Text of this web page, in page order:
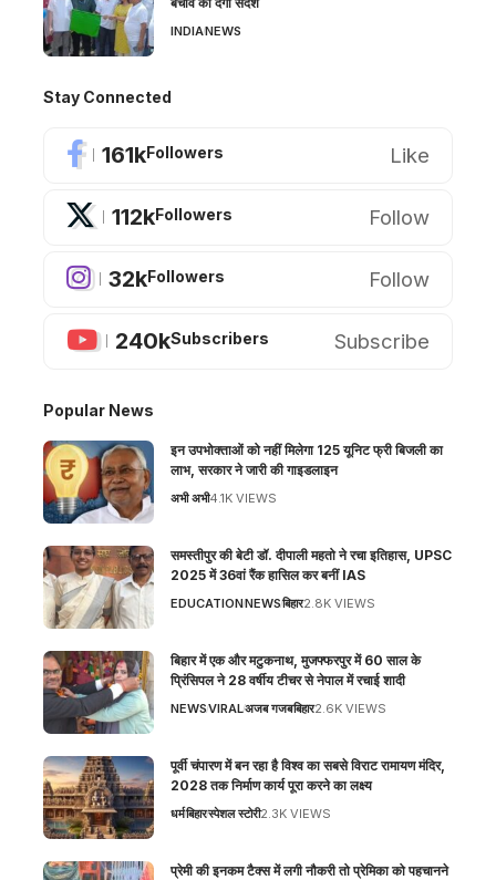
INDIANEWS
Stay Connected
161kFollowers Like
112kFollowers Follow
32kFollowers Follow
240kSubscribers Subscribe
Popular News
इन उपभोक्ताओं को नहीं मिलेगा 125 यूनिट फ्री बिजली का
लाभ, सरकार ने जारी की गाइडलाइन
अभी अभी4.1K VIEWS
समस्तीपुर की बेटी डॉ. दीपाली महतो ने रचा इतिहास, UPSC
2025 में 36वां रैंक हासिल कर बनीं IAS
EDUCATIONNEWSबिहार2.8K VIEWS
बिहार में एक और मटुकनाथ, मुजफ्फरपुर में 60 साल के
प्रिंसिपल ने 28 वर्षीय टीचर से नेपाल में रचाई शादी
NEWSVIRALअजब गजबबिहार2.6K VIEWS
पूर्वी चंपारण में बन रहा है विश्व का सबसे विराट रामायण मंदिर,
2028 तक निर्माण कार्य पूरा करने का लक्ष्य
धर्मबिहारस्पेशल स्टोरी2.3K VIEWS
प्रेमी की इनकम टैक्स में लगी नौकरी तो प्रेमिका को पहचानने